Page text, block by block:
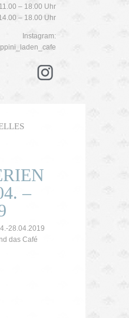
– 18.00 Uhr
– 18.00 Uhr
Instagram:
–
28.04.2019
das Café